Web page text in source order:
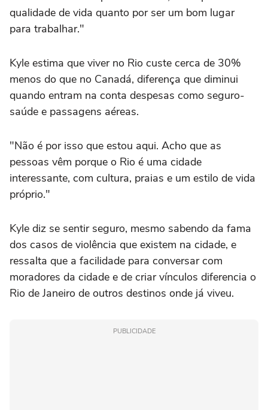
qualidade de vida quanto por ser um bom lugar
para trabalhar."
Kyle estima que viver no Rio custe cerca de 30%
menos do que no Canadá, diferença que diminui
quando entram na conta despesas como seguro-
saúde e passagens aéreas.
"Não é por isso que estou aqui. Acho que as
pessoas vêm porque o Rio é uma cidade
interessante, com cultura, praias e um estilo de vida
próprio."
Kyle diz se sentir seguro, mesmo sabendo da fama
dos casos de violência que existem na cidade, e
ressalta que a facilidade para conversar com
moradores da cidade e de criar vínculos diferencia o
Rio de Janeiro de outros destinos onde já viveu.
PUBLICIDADE